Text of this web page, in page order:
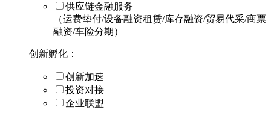
供应链金融服务
（运费垫付/设备融资租赁/库存融资/贸易代采/商票
融资/车险分期）
创新孵化：
创新加速
投资对接
企业联盟